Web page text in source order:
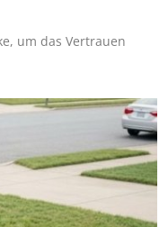
um das Vertrauen